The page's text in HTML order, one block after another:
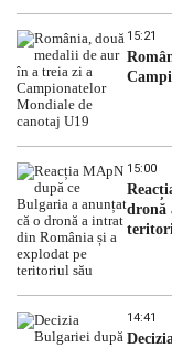
15:21
15:00
dronă
14:41